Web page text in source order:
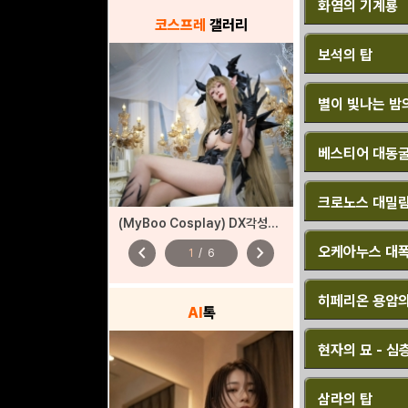
코스프레 갤러리
(MyBoo Cosplay) DX각성자들 드래곤 각성
chevron_left 1 / 6 chevron_right
AI톡
화염의 기계룡
보석의 탑
별이 빛나는 밤
베스티어 대동
크로노스 대밀림
오케아누스 대
히페리온 용암
현자의 묘 - 심
삼라의 탑